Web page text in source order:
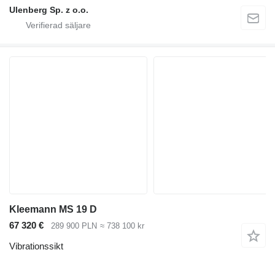
Ulenberg Sp. z o.o.
Kleemann MS 19 D
67 320 €
289 900 PLN ≈ 738 100 kr
Vibrationssikt